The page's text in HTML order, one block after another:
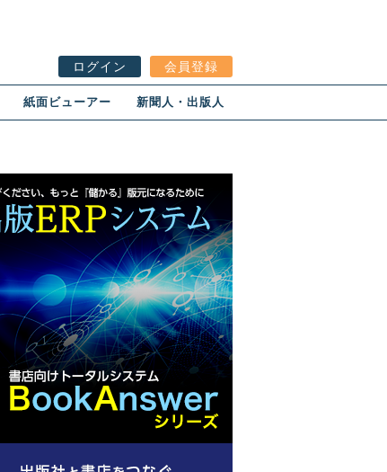
ログイン 会員登録
紙面ビューアー 新聞人・出版人